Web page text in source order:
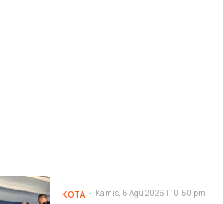
KOTA Kamis, 6 Agu 2026 | 10:50 pm